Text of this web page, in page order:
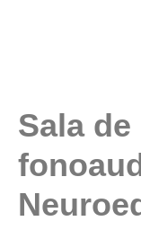
Sala de